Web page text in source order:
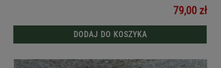
79,00 zł
DODAJ DO KOSZYKA